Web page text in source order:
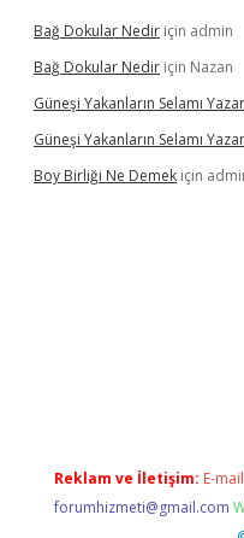
Bağ Dokular Nedir için admin
Bağ Dokular Nedir için Nazan
Güneşi Yakanların Selamı
Güneşi Yakanların Selamı
Boy Birliği Ne Demek için
Reklam ve İletişim: E-
forumhizmeti@gmail.com